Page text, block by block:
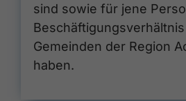
sind sowie für jene
Gemeinden der Region
haben.